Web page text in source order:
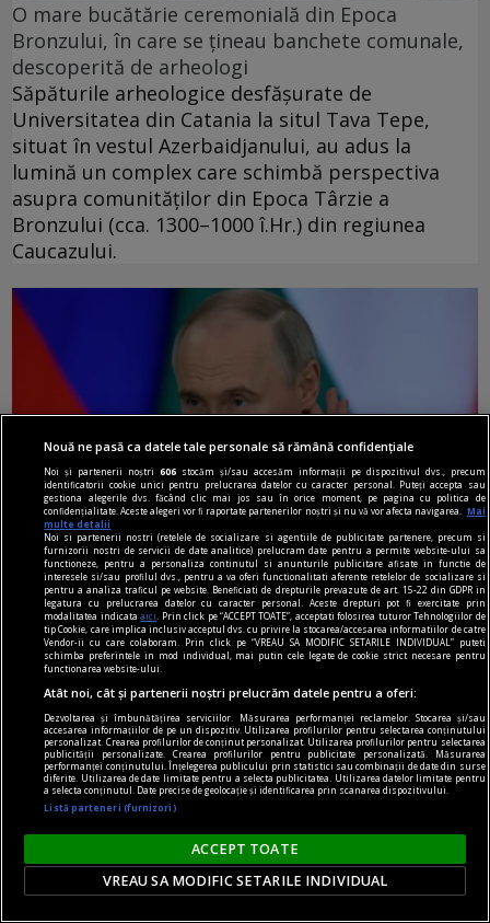
O mare bucătărie ceremonială din Epoca
Bronzului, în care se țineau banchete comunale,
descoperită de arheologi
Săpăturile arheologice desfășurate de
Universitatea din Catania la situl Tava Tepe,
situat în vestul Azerbaidjanului, au adus la
lumină un complex care schimbă perspectiva
asupra comunităților din Epoca Târzie a
Bronzului (cca. 1300–1000 î.Hr.) din regiunea
Caucazului.
Stresul NATO după incidentele cu drone și
rachete rusești din România și Polonia. Un Putin
disperat ar putea face o mișcare riscantă
Dictatorul rus Vladimir Putin ar putea încerca să
testeze disponibilitatea NATO de a răspunde cu
un atac limitat asupra uneia dintre țările alianței
în următorii ani.
Nouă ne pasă ca datele tale personale să rămână confidențiale
Noi și partenerii noștri606 stocăm și/sau accesăm informații pe dispozitivul dvs., precum
identificatorii cookie unici pentru prelucrarea datelor cu caracter personal. Puteți accepta sau
gestiona alegerile dvs. făcând clic mai jos sau în orice moment, pe pagina cu politica de
confidențialitate. Aceste alegeri vor fi raportate partenerilor noștri și nu vă vor afecta navigarea.
Mai
multe detalii
Noi si partenerii nostri (retelele de socializare si agentiile de publicitate partenere, precum si
furnizorii nostri de servicii de date analitice) prelucram date pentru a permite website-ului sa
functioneze, pentru a personaliza continutul si anunturile publicitare afisate in functie de
interesele si/sau profilul dvs., pentru a va oferi functionalitati aferente retelelor de socializare si
pentru a analiza traficul pe website. Beneficiati de drepturile prevazute de art. 15-22 din GDPR in
legatura cu prelucrarea datelor cu caracter personal. Aceste drepturi pot fi exercitate prin
modalitatea indicataaici
. Prin click pe “ACCEPT TOATE”, acceptati folosirea tuturor Tehnologiilor de
tip Cookie, care implica inclusiv acceptul dvs. cu privire la stocarea/accesarea informatiilor de catre
Vendor-ii cu care colaboram. Prin click pe “VREAU SA MODIFIC SETARILE INDIVIDUAL” puteti
schimba preferintele in mod individual, mai putin cele legate de cookie strict necesare pentru
functionarea website-ului.
Atât noi, cât și partenerii noștri prelucrăm datele pentru a oferi:
Dezvoltarea și îmbunătățirea serviciilor. Măsurarea performanței reclamelor. Stocarea și/sau
accesarea informațiilor de pe un dispozitiv. Utilizarea profilurilor pentru selectarea conținutului
personalizat. Crearea profilurilor de conținut personalizat. Utilizarea profilurilor pentru selectarea
publicității personalizate. Crearea profilurilor pentru publicitate personalizată. Măsurarea
performanței conținutului. Înțelegerea publicului prin statistici sau combinații de date din surse
diferite. Utilizarea de date limitate pentru a selecta publicitatea. Utilizarea datelor limitate pentru
a selecta conținutul. Date precise de geolocație și identificarea prin scanarea dispozitivului.
Listă parteneri (furnizori)
ACCEPT TOATE
VREAU SA MODIFIC SETARILE INDIVIDUAL